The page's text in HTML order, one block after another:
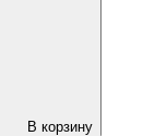
В корзину